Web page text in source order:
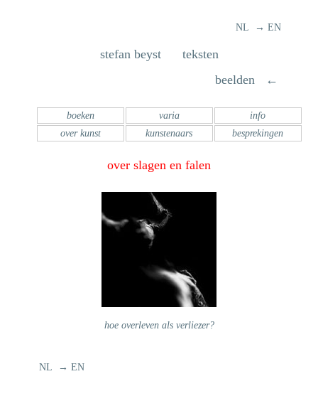
NL → EN
stefan beyst teksten
beelden ←
info
varia
boeken
besprekingen
kunstenaars
over kunst
over slagen en falen
hoe overleven als verliezer?
NL → EN